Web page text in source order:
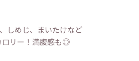
しめじ、まいたけなど
リー！満腹感も◎